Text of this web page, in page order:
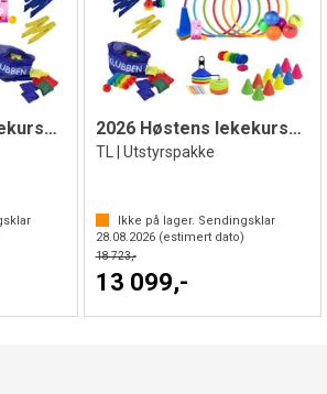
2026 Høstens lekekurspakke TL | Liten 2026 Høstens lekekurspakke TL | Stor
TL | Utstyrspakke
Ikke på lager. Sendingsklar
28.08.2026(estimert dato)
18 723,-
13 099,-